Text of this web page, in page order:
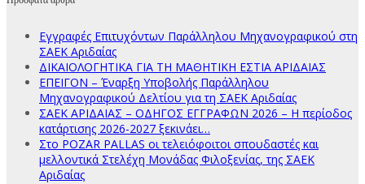
Εγγραφές Επιτυχόντων Παράλληλου Μηχανογραφικού στη
ΣΑΕΚ Αριδαίας
ΔΙΚΑΙΟΛΟΓΗΤΙΚΑ ΓΙΑ ΤΗ ΜΑΘΗΤΙΚΗ ΕΣΤΙΑ ΑΡΙΔΑΙΑΣ
ΕΠΕΙΓΟΝ – Έναρξη Υποβολής Παράλληλου
Μηχανογραφικού Δελτίου για τη ΣΑΕΚ Αριδαίας
ΣΑΕΚ ΑΡΙΔΑΙΑΣ – ΟΔΗΓΟΣ ΕΓΓΡΑΦΩΝ 2026 – Η περίοδος
κατάρτισης 2026-2027 ξεκινάει…
Στο POZAR PALLAS οι τελειόφοιτοι σπουδαστές και
μελλοντικά Στελέχη Μονάδας Φιλοξενίας, της ΣΑΕΚ
Αριδαίας